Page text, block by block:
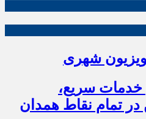
شهری
خدمات سریع،
تمام نقاط همدان